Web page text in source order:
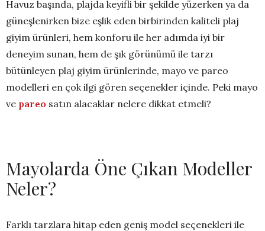
Havuz başında, plajda keyifli bir şekilde yüzerken ya da
güneşlenirken bize eşlik eden birbirinden kaliteli plaj
giyim ürünleri, hem konforu ile her adımda iyi bir
deneyim sunan, hem de şık görünümü ile tarzı
bütünleyen plaj giyim ürünlerinde, mayo ve pareo
modelleri en çok ilgi gören seçenekler içinde. Peki mayo
ve pareo satın alacaklar nelere dikkat etmeli?
Mayolarda Öne Çıkan Modeller
Neler?
Farklı tarzlara hitap eden geniş model seçenekleri ile